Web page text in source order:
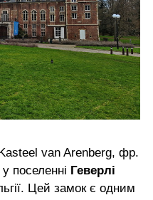
van Arenberg, фр.
поселенні Геверлі
Цей замок є одним